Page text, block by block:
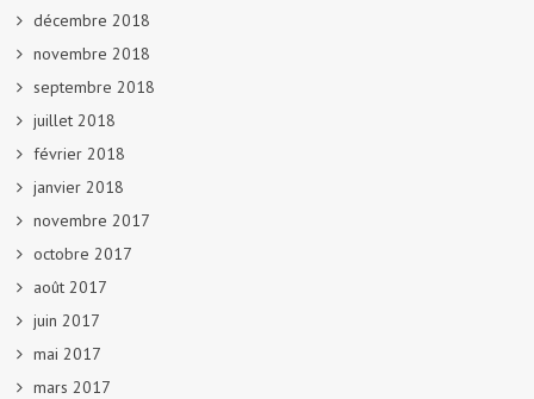
décembre 2018
novembre 2018
septembre 2018
juillet 2018
février 2018
janvier 2018
novembre 2017
octobre 2017
août 2017
juin 2017
mai 2017
mars 2017